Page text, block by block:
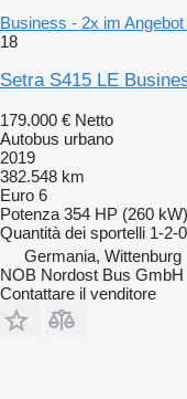
Business - 2x im Angebot
18
Setra S415 LE
179.000 € Netto
Autobus urbano
2019
382.548 km
Euro 6
Potenza 354 HP (260 kW)
Quantità dei sportelli 1-2-0
Germania, Wittenburg
NOB Nordost Bus GmbH
Contattare il venditore